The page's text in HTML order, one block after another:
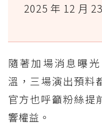
2025 年 12 月
隨著加場消息曝
溫，三場演出預料
官方也呼籲粉絲提
響權益。